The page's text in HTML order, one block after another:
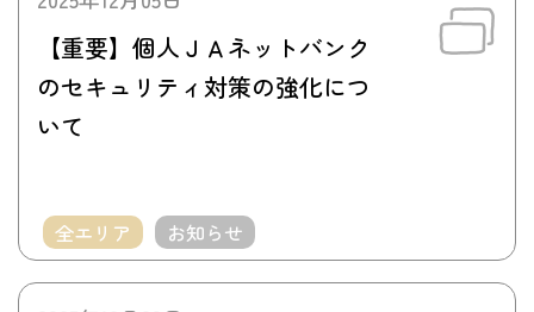
全エリア お知らせ
【重要】個人ＪＡネットバンク
のセキュリティ対策の強化につ
いて